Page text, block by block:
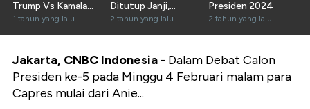
Trump Vs Kamala
Harris
1 tahun yang lalu
Ditutup Janji,
Pesan, &
Permintaan Maaf
2 tahun yang lalu
Presiden 2024
2 tahun yang lalu
Jakarta, CNBC Indonesia - Dalam Debat Calon
Presiden ke-5 pada Minggu 4 Februari malam para
Capres mulai dari Anie...